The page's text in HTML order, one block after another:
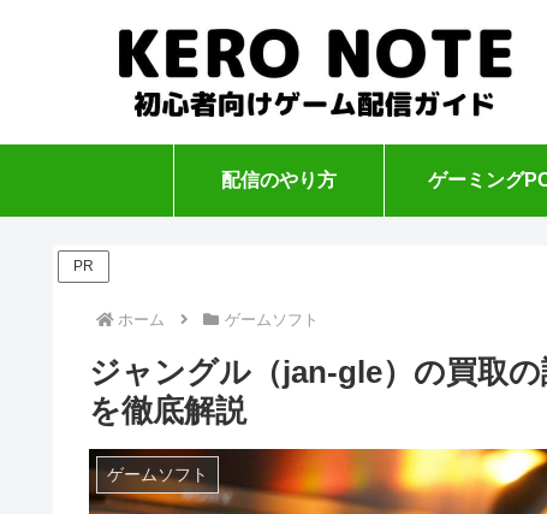
配信のやり方 ゲーミング
PR
ホーム ゲームソフト
ジャングル（jan-gle）の買取
を徹底解説
ゲームソフト